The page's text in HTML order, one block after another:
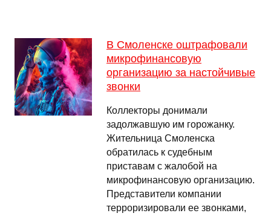
В Смоленске оштрафовали
микрофинансовую
организацию за настойчивые
звонки
Коллекторы донимали
задолжавшую им горожанку.
Жительница Смоленска
обратилась к судебным
приставам с жалобой на
микрофинансовую организацию.
Представители компании
терроризировали ее звонками,